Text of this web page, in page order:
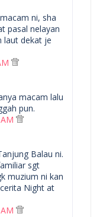
ni, sha
pasal nelayan
laut dekat je
macam lalu
pun.
Balau ni.
sgt
muzium ni kan
Night at